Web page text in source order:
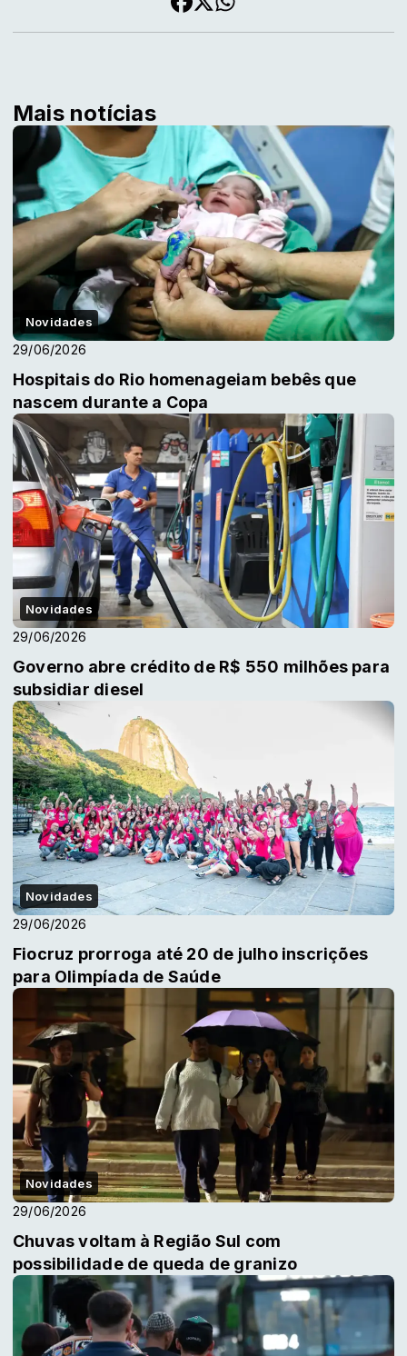
Mais notícias
Novidades
29/06/2026
Hospitais do Rio homenageiam bebês que
nascem durante a Copa
Novidades
29/06/2026
Governo abre crédito de R$ 550 milhões para
subsidiar diesel
Novidades
29/06/2026
Fiocruz prorroga até 20 de julho inscrições
para Olimpíada de Saúde
Novidades
29/06/2026
Chuvas voltam à Região Sul com
possibilidade de queda de granizo